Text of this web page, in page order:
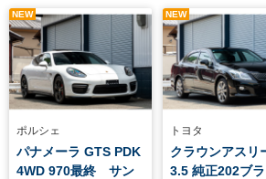
NEW
ポルシェ
パナメーラ GTS PDK
4WD 970最終 サン
NEW
トヨタ
クラウンアスリ
3.5 純正202ブ